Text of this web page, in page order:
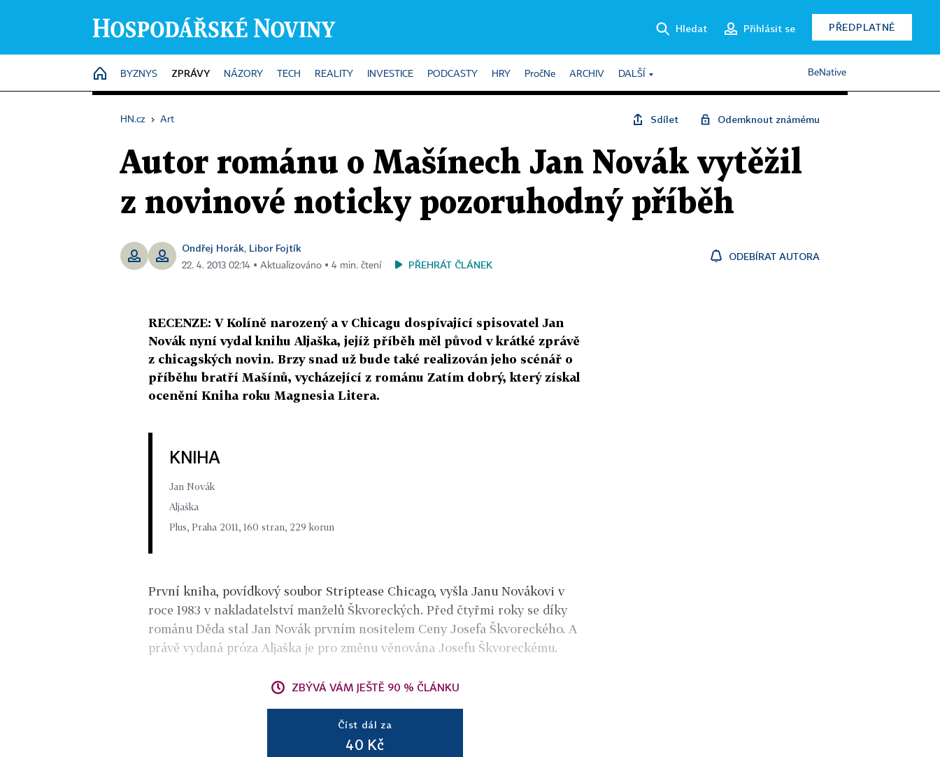
Hledat Přihlásit se PŘEDPLATNÉ
HOME
BYZNYS ZPRÁVY NÁZORY TECH REALITY INVESTICE PODCASTY HRY PročNe ARCHIV DALŠÍ BeNative
HN.cz › Art Sdílet Odemknout známému
Autor románu o Mašínech Jan Novák vytěžil
z novinové noticky pozoruhodný příběh
Ondřej Horák, Libor Fojtík
22. 4. 2013 02:14 ▪ Aktualizováno ▪ 4 min. čtení PŘEHRÁT ČLÁNEK
ODEBÍRAT AUTORA
RECENZE: V Kolíně narozený a v Chicagu dospívající spisovatel Jan
Novák nyní vydal knihu Aljaška, jejíž příběh měl původ v krátké zprávě
z chicagských novin. Brzy snad už bude také realizován jeho scénář o
příběhu bratří Mašínů, vycházející z románu Zatím dobrý, který získal
ocenění Kniha roku Magnesia Litera.
KNIHA
Jan Novák
Aljaška
Plus, Praha 2011, 160 stran, 229 korun
První kniha, povídkový soubor Striptease Chicago, vyšla Janu Novákovi v
roce 1983 v nakladatelství manželů Škvoreckých. Před čtyřmi roky se díky
románu Děda stal Jan Novák prvním nositelem Ceny Josefa Škvoreckého. A
právě vydaná próza Aljaška je pro změnu věnována Josefu Škvoreckému.
ZBÝVÁ VÁM JEŠTĚ 90 % ČLÁNKU
Číst dál za
40 Kč